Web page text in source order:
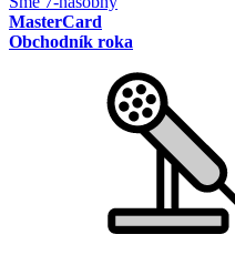
MasterCard
Obchodník roka